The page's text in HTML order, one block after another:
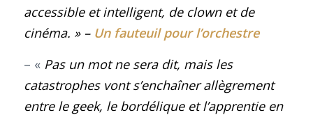
accessible et intelligent, de clown et de
cinéma. » – Un fauteuil pour l’orchestre
– « Pas un mot ne sera dit, mais les
catastrophes vont s’enchaîner allègrement
entre le geek, le bordélique et l’apprentie en